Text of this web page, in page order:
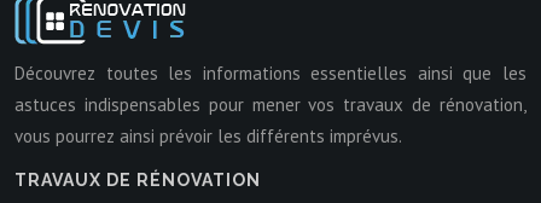
Découvrez toutes les informations essentielles ainsi que les
astuces indispensables pour mener vos travaux de rénovation,
vous pourrez ainsi prévoir les différents imprévus.
TRAVAUX DE RÉNOVATION